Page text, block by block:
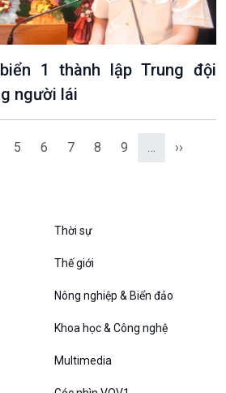
1 thành lập Trung đội
người lái
5 6 7 8 9 … ››
Thời sự
Thế giới
Nông nghiệp & Biển đảo
Khoa học & Công nghệ
Multimedia